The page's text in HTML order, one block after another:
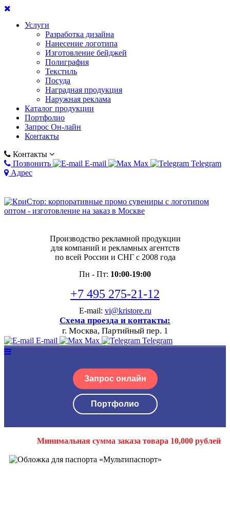
Услуги
Разработка дизайна
Нанесение логотипа
Изготовление бейджей
Полиграфия
Текстиль
Посуда
Наградная продукция
Наружная реклама
Каталог продукции
Портфолио
Запрос Он-лайн
Контакты
Контакты
Позвонить
E-mail Max
Telegram
Адрес
Производство рекламной продукции
для компаний и рекламных агентств
по всей России и СНГ с 2008 года
Пн - Пт: 10:00-19:00
+7 495 275-21-12
E-mail: vi@kristore.ru
Схема проезда и контакты:
г. Москва, Партийный пер. 1
E-mail Max Telegram
Запрос онлайн
Портфолио
Минимальная сумма заказа товара 10,000 рублей